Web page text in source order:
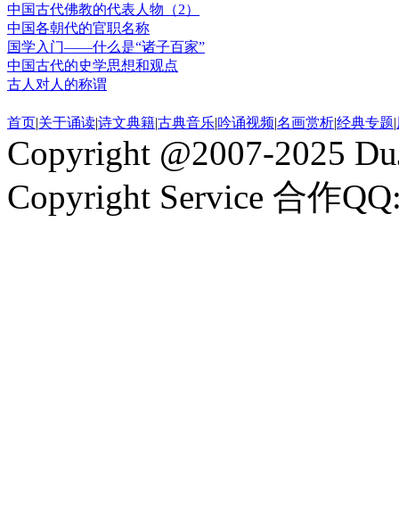
中国古代佛教的代表人物（2）
中国各朝代的官职名称
国学入门——什么是“诸子百家”
中国古代的史学思想和观点
古人对人的称谓
首页|关于诵读|诗文典籍|古典音乐|吟诵视频|名画赏析|经典专题|
Copyright @2007-2025
Copyright Service 合作